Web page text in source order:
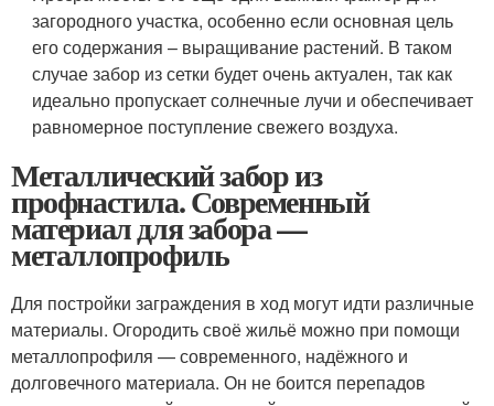
загородного участка, особенно если основная цель
его содержания – выращивание растений. В таком
случае забор из сетки будет очень актуален, так как
идеально пропускает солнечные лучи и обеспечивает
равномерное поступление свежего воздуха.
Металлический забор из
профнастила. Современный
материал для забора —
металлопрофиль
Для постройки заграждения в ход могут идти различные
материалы. Огородить своё жильё можно при помощи
металлопрофиля — современного, надёжного и
долговечного материала. Он не боится перепадов